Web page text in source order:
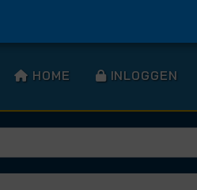
HOME INLOGGEN